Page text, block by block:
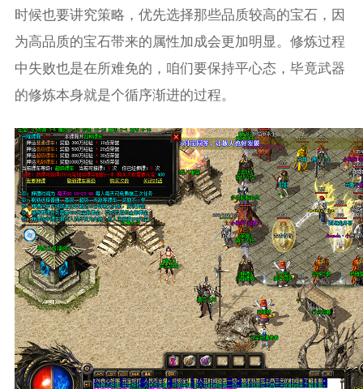
时候也要讲究策略，优先选择那些品质较高的宝石，因
为高品质的宝石带来的属性加成会更加明显。修炼过程
中失败也是在所难免的，咱们要保持平心态，毕竟武器
的修炼本身就是个循序渐进的过程。